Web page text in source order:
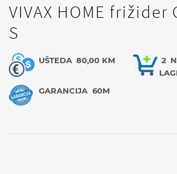
VIVAX HOME frižider
S
UŠTEDA 80,00 KM 2
GARANCIJA 60M